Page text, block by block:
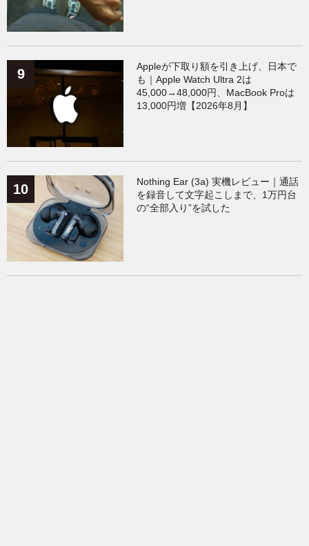
Appleが下取り額を引き上げ、日本で
も｜Apple Watch Ultra 2は
45,000→48,000円、MacBook Proは
13,000円増【2026年8月】
Nothing Ear (3a) 実機レビュー｜通話
を録音して文字起こしまで、1万円台
の“全部入り”を試した